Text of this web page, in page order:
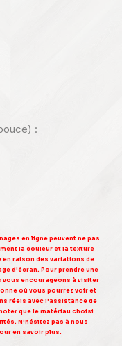
:
en ligne peuvent ne pas
la couleur et la texture
en raison des variations de
d'écran. Pour prendre une
vous encourageons à visiter
où vous pourrez voir et
réels avec l'assistance de
que le matériau choisi
N'hésitez pas à nous
en savoir plus.